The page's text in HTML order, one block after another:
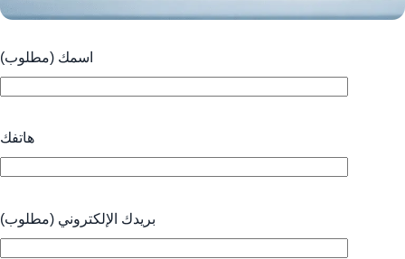
اسمك (مطلوب)
هاتفك
بريدك الإلكتروني (مطلوب)